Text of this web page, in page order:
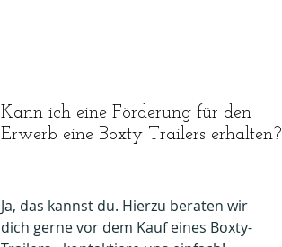
Kann ich eine Förderung für den
Erwerb eine Boxty Trailers erhalten?
Ja, das kannst du. Hierzu beraten wir
dich gerne vor dem Kauf eines Boxty-